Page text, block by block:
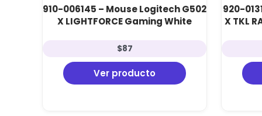
910-006145 – Mouse Logitech G502
X LIGHTFORCE Gaming White
$87
Ver producto
920-
X TKL